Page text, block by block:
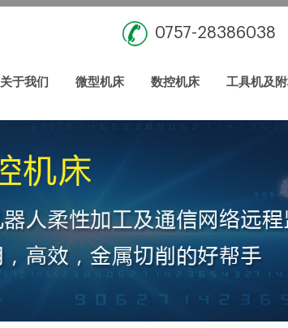
0757-28386038
关于我们 微型机床 数控机床 工具机及